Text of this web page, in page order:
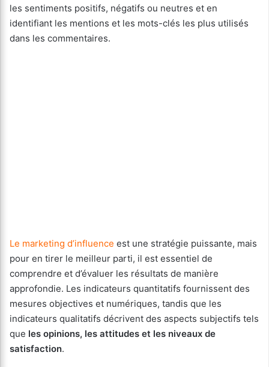
les sentiments positifs, négatifs ou neutres et en
identifiant les mentions et les mots-clés les plus utilisés
dans les commentaires.
Le marketing d’influence est une stratégie puissante, mais
pour en tirer le meilleur parti, il est essentiel de
comprendre et d’évaluer les résultats de manière
approfondie. Les indicateurs quantitatifs fournissent des
mesures objectives et numériques, tandis que les
indicateurs qualitatifs décrivent des aspects subjectifs tels
que les opinions, les attitudes et les niveaux de
satisfaction.